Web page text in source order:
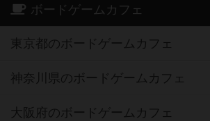
ボードゲームカフェ
東京都のボードゲームカフェ
神奈川県のボードゲームカフェ
大阪府のボードゲームカフェ